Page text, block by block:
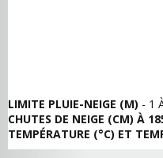
LIMITE PLUIE-NEIGE (M) - 1
CHUTES DE NEIGE (CM) À
TEMPÉRATURE (°C) ET